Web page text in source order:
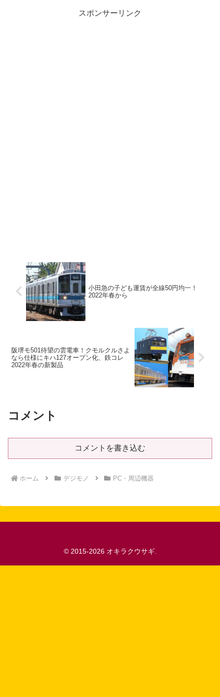
スポンサーリンク
小田急の子ども運賃が全線50円均一！
2022年春から
阪堺モ501待望の雲電車！クモルクルさよ
なら仕様にキハ127オープン化、鉄コレ
2022年春の新製品
コメント
コメントを書き込む
ホーム デジモノ PC・周辺機器
© 2015-2026 オキラクウサギ.